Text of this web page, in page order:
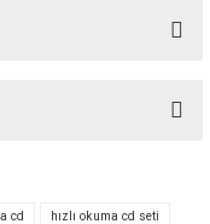
tarafımıza
cd hızlı okuma cd seti